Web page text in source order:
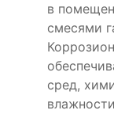
в
смесями
сред,